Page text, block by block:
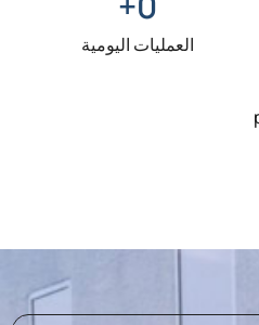
العمليات اليومية